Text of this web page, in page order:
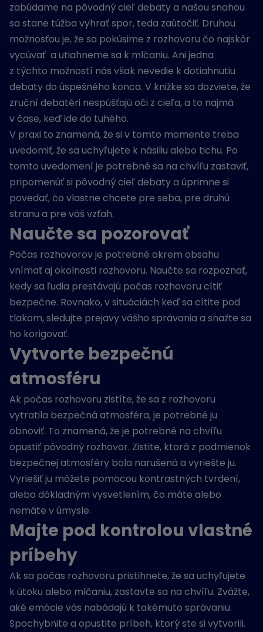
zabúdame na pôvodný cieľ debaty a našou snahou
sa stane túžba vyhrať spor, teda zaútočiť. Druhou
možnosťou je, že sa pokúsime z rozhovoru čo najskôr
vycúvať a utiahneme sa k mlčaniu. Ani jedna
z týchto možností nás však nevedie k dotiahnutiu
debaty do úspešného konca. V knižke sa dozviete, že
zruční debatéri nespúšťajú oči z cieľa, a to najmä
v čase, keď ide do tuhého.
V praxi to znamená, že si v tomto momente treba
uvedomiť, že sa uchyľujete k násiliu alebo tichu. Po
tomto uvedomení je potrebné sa na chvíľu zastaviť,
pripomenúť si pôvodný cieľ debaty a úprimne si
povedať, čo vlastne chcete pre seba, pre druhú
stranu a pre váš vzťah.
Naučte sa pozorovať
Počas rozhovorov je potrebné okrem obsahu
vnímať aj okolnosti rozhovoru. Naučte sa rozpoznať,
kedy sa ľudia prestávajú počas rozhovoru cítiť
bezpečne. Rovnako, v situáciách keď sa cítite pod
tlakom, sledujte prejavy vášho správania a snažte sa
ho korigovať.
Vytvorte bezpečnú
atmosféru
Ak počas rozhovoru zistíte, že sa z rozhovoru
vytratila bezpečná atmosféra, je potrebné ju
obnoviť. To znamená, že je potrebné na chvíľu
opustiť pôvodný rozhovor. Zistite, ktorá z podmienok
bezpečnej atmosféry bola narušená a vyriešte ju.
Vyriešiť ju môžete pomocou kontrastných tvrdení,
alebo dôkladným vysvetlením, čo máte alebo
nemáte v úmysle.
Majte pod kontrolou vlastné
príbehy
Ak sa počas rozhovoru pristihnete, že sa uchyľujete
k útoku alebo mlčaniu, zastavte sa na chvíľu. Zvážte,
aké emócie vás nabádajú k takémuto správaniu.
Spochybnite a opustite príbeh, ktorý ste si vytvorili.